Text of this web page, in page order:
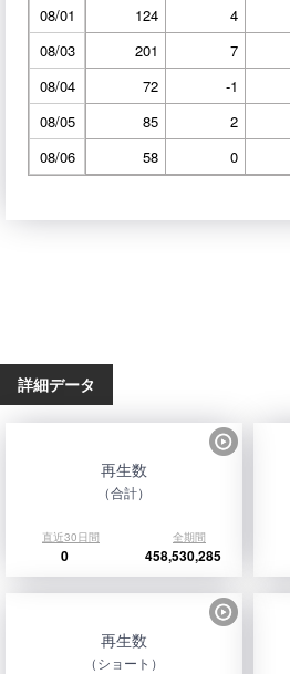
08/01 124 4
08/03
201 7
08/04
72 -1
08/05
85 2
08/06
58 0
詳細データ
再生数
（合計）
直近30日間 全期間
0 458,530,285
再生数
（ショート）